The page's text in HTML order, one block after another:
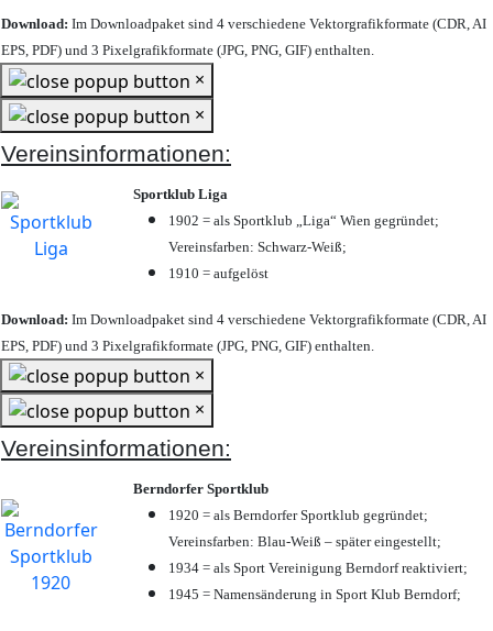
Download: Im Downloadpaket sind 4 verschiedene Vektorgrafikformate (CDR, AI
EPS, PDF) und 3 Pixelgrafikformate (JPG, PNG, GIF) enthalten.
×
×
Vereinsinformationen:
Sportklub Liga
1902 = als Sportklub „Liga“ Wien gegründet;
Vereinsfarben: Schwarz-Weiß;
1910 = aufgelöst
Download: Im Downloadpaket sind 4 verschiedene Vektorgrafikformate (CDR, AI
EPS, PDF) und 3 Pixelgrafikformate (JPG, PNG, GIF) enthalten.
×
×
Vereinsinformationen:
Berndorfer Sportklub
1920 = als Berndorfer Sportklub gegründet;
Vereinsfarben: Blau-Weiß – später eingestellt;
1934 = als Sport Vereinigung Berndorf reaktiviert;
1945 = Namensänderung in Sport Klub Berndorf;